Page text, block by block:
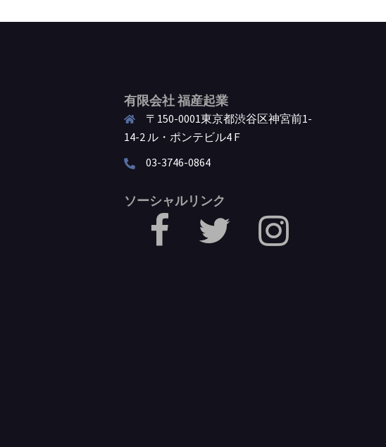
有限会社 福産起業
〒150-0001東京都渋谷区神宮前1-
14-2 ル・ポンテビル4Ｆ
03-3746-0864
ソーシャルリンク
facebook Twitter